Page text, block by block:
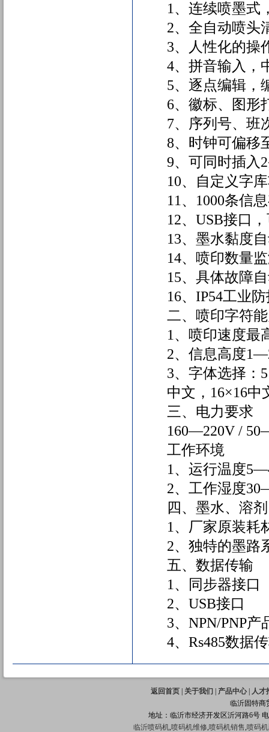
1、连续喷墨式
2、全自动喷头
3、人性化的操
4、拼音输入，
5、逐点编辑，
6、徽标、图形
7、序列号、班
8、时钟可偏移
9、可同时插入
10、自定义字
11、1000条信
12、USB接口
13、墨水黏度
14、喷印数量
15、具体故障
16、IP54工业
二、喷印字符
1、喷印速度最
2、信息高度
3、字体选择：
中文，16×16中
三、电力要求
160—220V /
工作环境
1、运行温度
2、工作湿度
四、墨水、溶
1、厂家原装耗
2、独特的墨路
五、数据传输
1、同步器接口
2、USB接口
3、NPN/PNP
4、Rs485数据
返回首页 关于我们 产品中心
人才
临沂固特商
地址：临沂市经济开发区沂河路6号
临沂喷码机,喷码机维修,喷码机销售,喷码